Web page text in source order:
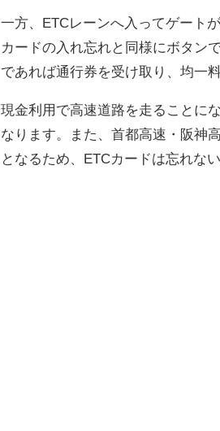
一方、ETCレーンへ入ってゲート
カードの入れ忘れと同様にボタン
であれば通行券を受け取り、均一
現金利用で高速道路を走ることに
なります。また、首都高速・阪神
となるため、ETCカードは忘れな